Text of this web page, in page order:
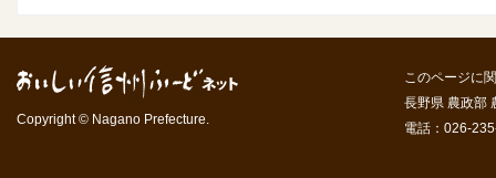
Copyright © Nagano Prefecture.
このページに
長野県 農政部
電話：026-